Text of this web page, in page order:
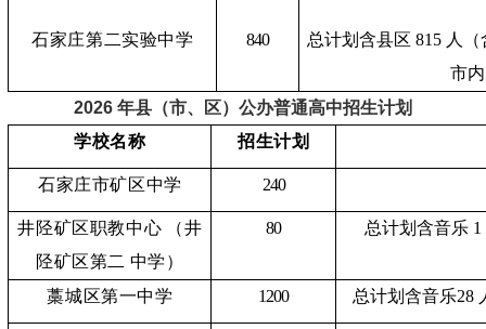
石家庄第二实验中学 840 总计划含县区 815 人
市
2026 年县（市、区）公办普通高中招生计划
学校名称
招生计划
石家庄市矿区中学 240
井陉矿区职教中心
（井
陉矿区第二 中学）
80 总计划含音乐1
藁城区第一中学 1200 总计划含音乐28